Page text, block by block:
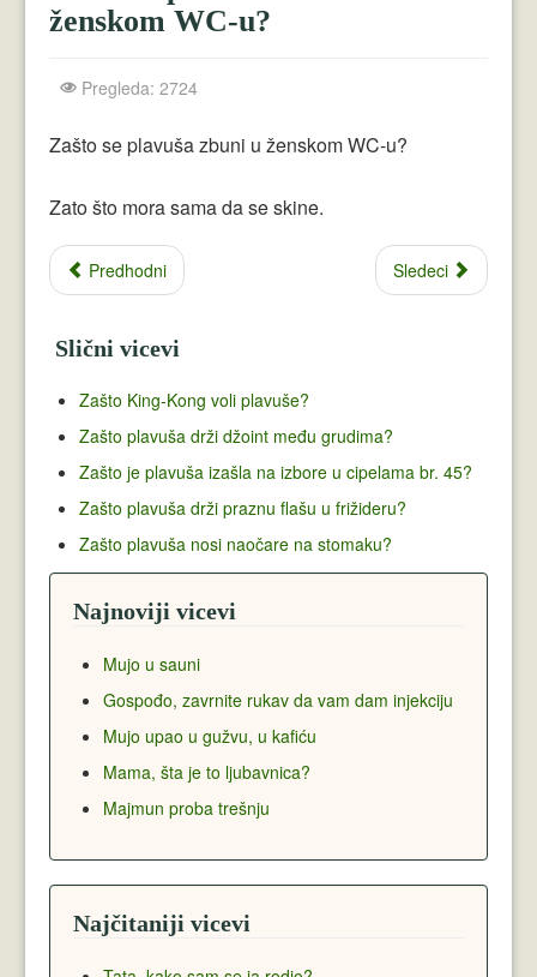
Piroćanci
Vicevi Razni
Vicevi Dana
Najbolji Vicevi
ženskom WC-u?
Pregleda: 2724
Zašto se plavuša zbuni u ženskom WC-u?
Zato što mora sama da se skine.
Predhodni Sledeci
Slični vicevi
Zašto King-Kong voli plavuše?
Zašto plavuša drži džoint među grudima?
Zašto je plavuša izašla na izbore u cipelama br. 45?
Zašto plavuša drži praznu flašu u frižideru?
Zašto plavuša nosi naočare na stomaku?
Najnoviji vicevi
Mujo u sauni
Gospođo, zavrnite rukav da vam dam injekciju
Mujo upao u gužvu, u kafiću
Mama, šta je to ljubavnica?
Majmun proba trešnju
Najčitaniji vicevi